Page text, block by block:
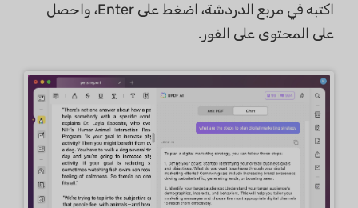
اكتبه في مربع الدردشة، اضغط على Enter، واحصل
على المحتوى على الفور.